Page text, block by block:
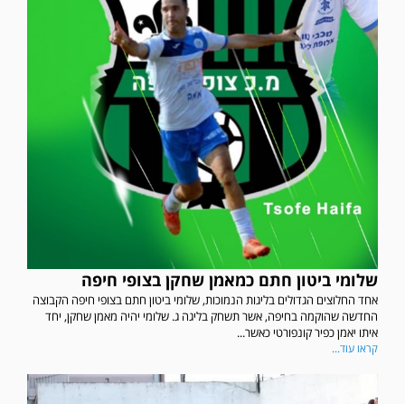
שלומי ביטון חתם כמאמן שחקן בצופי חיפה
אחד החלוצים הגדולים בליגות הנמוכות, שלומי ביטון חתם בצופי חיפה הקבוצה
החדשה שהוקמה בחיפה, אשר תשחק בליגה ג. שלומי יהיה מאמן שחקן, יחד
איתו יאמן כפיר קונפורטי כאשר...
קראו עוד...